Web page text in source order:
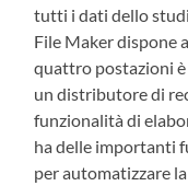
tutti i dati dello
File Maker dispone
quattro postazioni
un distributore di
funzionalità di
ha delle importanti
per automatizzare